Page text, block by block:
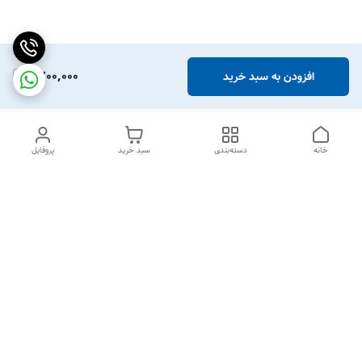
1,700,000 افزودن به سبد خرید
پروفایل سبد خرید دسته‌بندی خانه